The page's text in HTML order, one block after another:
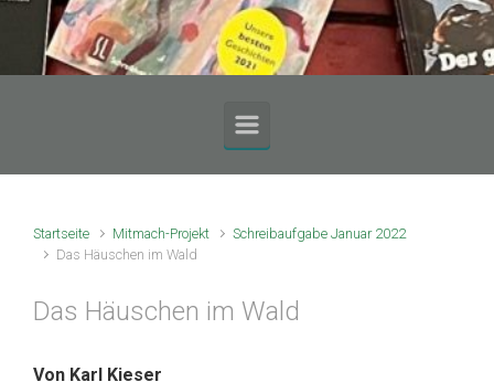
Startseite Mitmach-Projekt
Schreibaufgabe Januar 2022
Das Häuschen im Wald
Das Häuschen im Wald
Von Karl Kieser